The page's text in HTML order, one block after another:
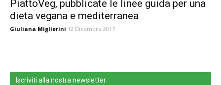
PiattoVeg, pubblicate le linee guida per una
dieta vegana e mediterranea
Giuliana Miglierini 12 Dicembre 2017
Iscriviti alla nostra newsletter